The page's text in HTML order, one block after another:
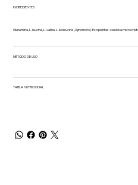
INGREDIENTES
Glutamina, L-leucina, L-valina, L-isoleucina (Ajinomoto). Excipientes: celulosa
MÉTODO DE USO
TABLA NUTRICIONAL